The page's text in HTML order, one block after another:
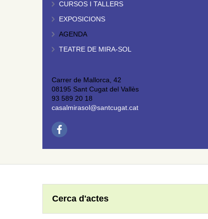
CURSOS I TALLERS
EXPOSICIONS
AGENDA
TEATRE DE MIRA-SOL
Carrer de Mallorca, 42
08195 Sant Cugat del Vallès
93 589 20 18
casalmirasol@santcugat.cat
Cerca d'actes